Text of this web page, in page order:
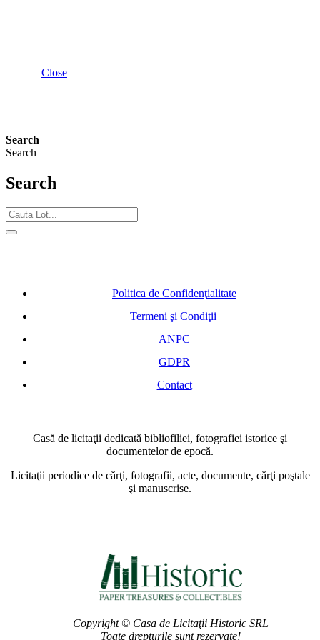
Close
Search
Search
Search
Politica de Confidenţialitate
Termeni şi Condiţii
ANPC
GDPR
Contact
Casă de licitaţii dedicată bibliofiliei, fotografiei istorice şi
documentelor de epocă.
Licitaţii periodice de cărţi, fotografii, acte, documente, cărţi poştale
şi manuscrise.
Copyright © Casa de Licitaţii Historic SRL
Toate drepturile sunt rezervate!